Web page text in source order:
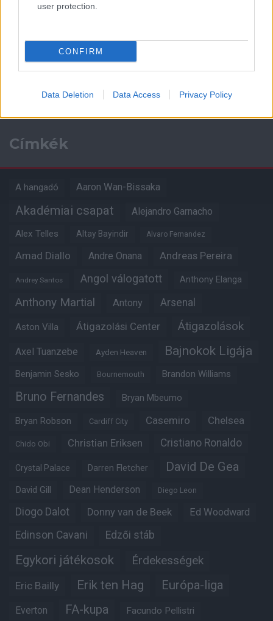
user protection.
CONFIRM
Data Deletion Data Access Privacy Policy
Címkék
A hangadó Aaron Wan-Bissaka
Akadémiai csapat Alejandro Garnacho
Alex Telles Altay Bayindir Alvaro Fernandez
Amad Diallo Andre Onana Andreas Pereira
Andrey Santos Angol válogatott Anthony Elanga
Anthony Martial Antony Arsenal
Aston Villa Átigazolási Center Átigazolások
Axel Tuanzebe Ayden Heaven Bajnokok Ligája
Benjamin Sesko Bournemouth Brandon Williams
Bruno Fernandes Bryan Mbeumo
Bryan Robson Cardiff City Casemiro Chelsea
Chido Obi Christian Eriksen Cristiano Ronaldo
Crystal Palace Darren Fletcher David De Gea
David Gill Dean Henderson Diego Leon
Diogo Dalot Donny van de Beek Ed Woodward
Edinson Cavani Edzői stáb
Egykori játékosok Érdekességek
Eric Bailly Erik ten Hag Európa-liga
Everton FA-kupa Facundo Pellistri